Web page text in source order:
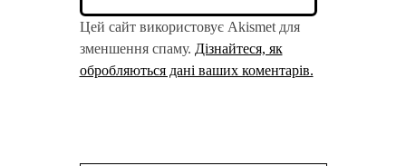
Цей сайт використовує Akismet для
зменшення спаму. Дізнайтеся, як
обробляються дані ваших коментарів.